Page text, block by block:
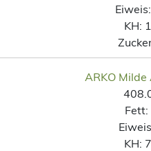
Eiweis:
KH:
ARKO
Fett:
KH: